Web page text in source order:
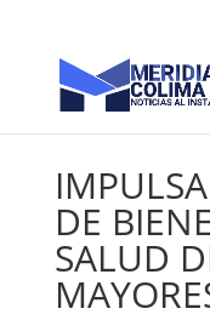
DE
SALUD